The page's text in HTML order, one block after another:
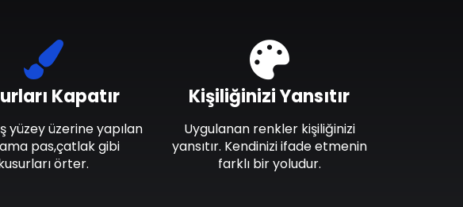
Kapatır
yüzey üzerine yapılan
pas,çatlak gibi
örter.
Kişiliğinizi Yansıtır
Uygulanan renkler kişiliğinizi
yansıtır. Kendinizi ifade etmenin
farklı bir yoludur.